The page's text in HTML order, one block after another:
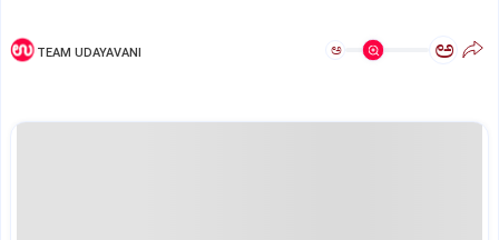
TEAM UDAYAVANI ಅ ಅ